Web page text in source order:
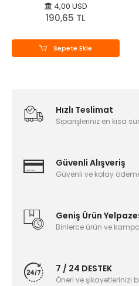
4,00 USD
190,65 TL
Sepete Ekle
Hızlı Teslimat
Siparişleriniz en kısa
Güvenli Alışveriş
Güvenli ve kolay
Geniş Ürün
Binlerce ürün ve
7 / 24 DESTEK
Öneri ve şikayetlerinizi